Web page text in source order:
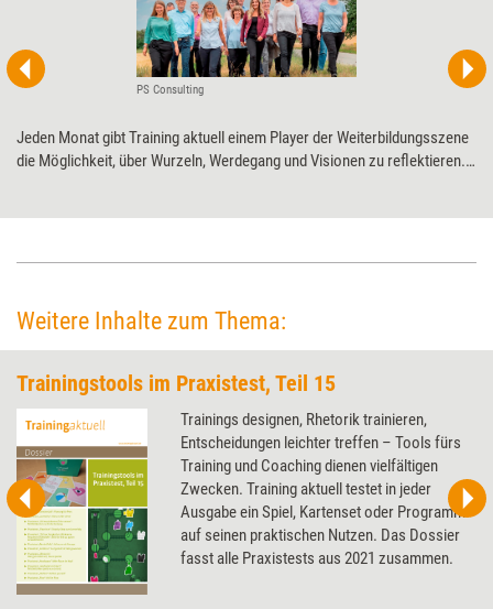
PS Consulting
Jeden Monat gibt Training aktuell einem Player der Weiterbildungsszene
die Möglichkeit, über Wurzeln, Werdegang und Visionen zu ­reflektieren.
Weitere Inhalte zum Thema:
Trainingstools im Praxistest, Teil 15
Trainings designen, Rhetorik trainieren,
Entscheidungen leichter treffen – Tools fürs
Training und Coaching dienen vielfältigen
Zwecken. Training aktuell testet in jeder
Ausgabe ein Spiel, Kartenset oder Programm
auf seinen praktischen Nutzen. Das Dossier
fasst alle Praxistests aus 2021 zusammen.